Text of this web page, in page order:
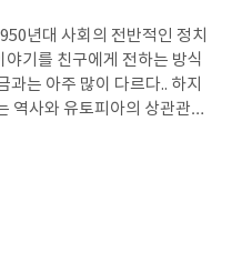
디자인 분야보다 병원디자인
향을 미치며 이런일을 사랑하
있다. 그리고 저자의 자신
한 설명도 책의 여러부분에서
받은 아
아이들은 아무리 밝게 키우
진다는 것이 이 책을 읽으면
아이 석상의 모습을 모두 사
바다를 만들
사회의 문
년대 사회의 전반적인 정치
하는 방식
역사와 유토피아의 상관관계
하는 듯한 느낌을 받